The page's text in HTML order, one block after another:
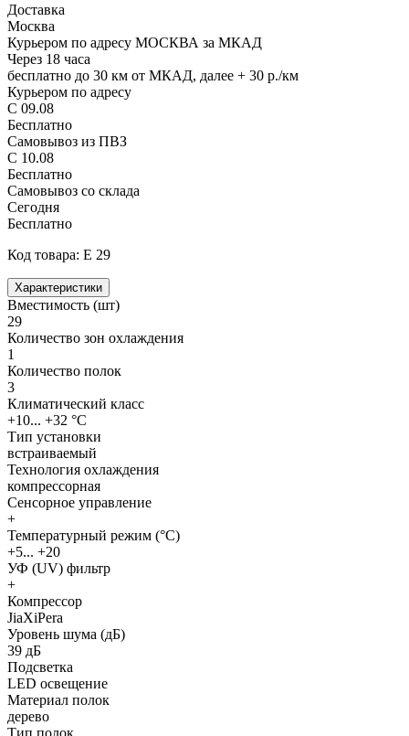
Доставка
Москва
Курьером по адресу МОСКВА за МКАД
Через 18 часа
бесплатно до 30 км от МКАД, далее + 30 р./км
Курьером по адресу
С 09.08
Бесплатно
Самовывоз из ПВЗ
С 10.08
Бесплатно
Самовывоз со склада
Сегодня
Бесплатно
Код товара: E 29
Характеристики
Вместимость (шт)
29
Количество зон охлаждения
1
Количество полок
3
Климатический класс
+10... +32 °C
Тип установки
встраиваемый
Технология охлаждения
компрессорная
Сенсорное управление
+
Температурный режим (°С)
+5... +20
УФ (UV) фильтр
+
Компрессор
JiaXiPera
Уровень шума (дБ)
39 дБ
Подсветка
LED освещение
Материал полок
дерево
Тип полок